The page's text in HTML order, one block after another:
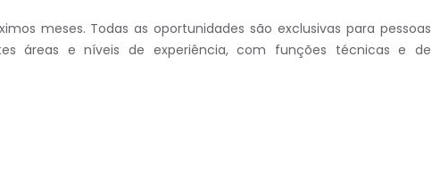
meses. Todas as oportunidades são exclusivas para pessoas
áreas e níveis de experiência, com funções técnicas e de